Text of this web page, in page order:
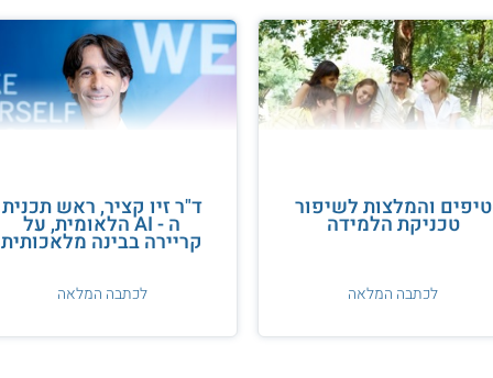
טיפים והמלצות לשיפור
טכניקת הלמידה
לכתבה המלאה
ד"ר זיו קציר, ראש תכנית
ה - AI הלאומית, על
קריירה בבינה מלאכותית
לכתבה המלאה